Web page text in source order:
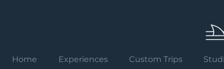
Home Experiences Custom Trips